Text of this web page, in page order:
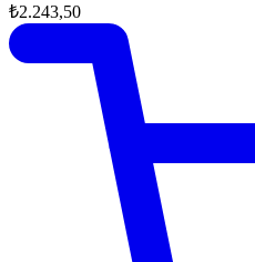
₺2.243,50